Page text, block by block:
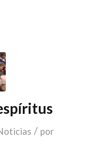
/ por